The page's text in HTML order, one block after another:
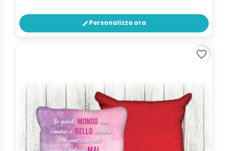
editPersonalizza ora
favorite_border